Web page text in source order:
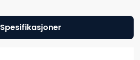
Spesifikasjoner